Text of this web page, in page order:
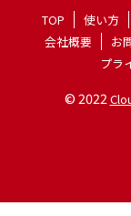
TOP 使い方
会社概要
お
プラ
© 2022